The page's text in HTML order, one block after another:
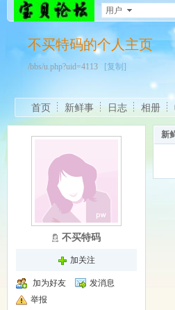
用户
不买特码的个人主页
/bbs/u.php?uid=4113 [复制]
首页 新鲜事 日志 相册
不买特码
加关注
加为好友
发消息
举报
新